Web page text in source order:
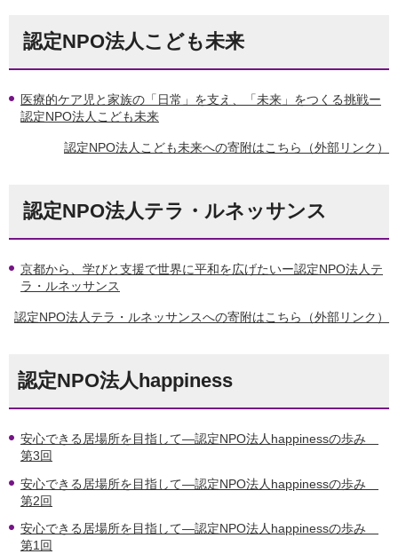
認定NPO法人こども未来
医療的ケア児と家族の「日常」を支え、「未来」をつくる挑戦ー
認定NPO法人こども未来
認定NPO法人こども未来への寄附はこちら（外部リンク）
認定NPO法人テラ・ルネッサンス
京都から、学びと支援で世界に平和を広げたいー認定NPO法人テ
ラ・ルネッサンス
認定NPO法人テラ・ルネッサンスへの寄附はこちら（外部リンク）
認定NPO法人happiness
安心できる居場所を目指して―認定NPO法人happinessの歩み
第3回
安心できる居場所を目指して―認定NPO法人happinessの歩み
第2回
安心できる居場所を目指して―認定NPO法人happinessの歩み
第1回